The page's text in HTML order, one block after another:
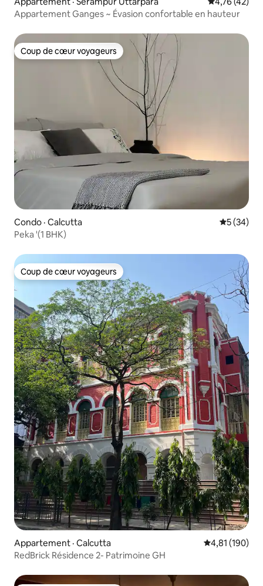
Appartement Ganges ~ Évasion confortable en hauteur
Coup de cœur voyageurs
Coup de cœur voyageurs
Condo · Calcutta Note
5 (34)
Peka '(1 BHK)
Coup de cœur voyageurs
Coup de cœur voyageurs
Appartement · Calcutta Note
4,81 (190)
RedBrick Résidence 2- Patrimoine GH